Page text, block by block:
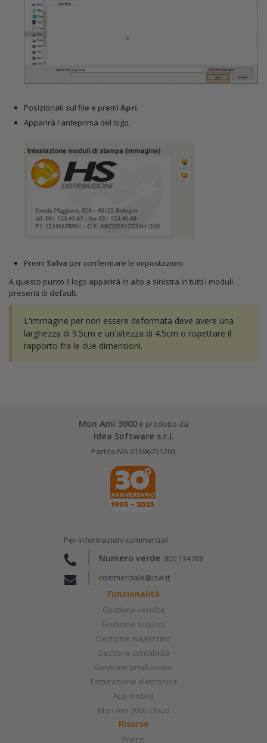
Posizionati sul file e premi Apri.
Apparirà l'anteprima del logo.
Premi Salva per confermare le impostazioni.
A questo punto il logo apparirà in alto a sinistra in tutti i moduli
presenti di default.
L'immagine per non essere deformata deve avere una
larghezza di 9.5cm e un'altezza di 4.5cm o rispettare il
rapporto fra le due dimensioni.
Mon Ami 3000 è prodotto da
Idea Software s.r.l.
Partita IVA 01696751203
Per informazioni commerciali
Numero verde 800 134788
commerciale@isw.it
Funzionalità
Gestione vendite
Gestione acquisti
Gestione magazzino
Gestione contabilità
Gestione produzione
Fatturazione elettronica
App mobile
Mon Ami 3000 Cloud
Risorse
Prezzi